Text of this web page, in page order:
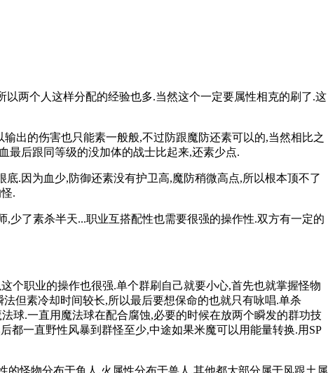
两个人这样分配的经验也多.当然这个一定要属性相克的刷了.这
出的伤害也只能素一般般,不过防跟魔防还素可以的,当然相比之
最后跟同等级的没加体的战士比起来,还素少点.
.因为血少,防御还素没有护卫高,魔防稍微高点,所以根本顶不了
.
少了素杀半天...职业互搭配性也需要很强的操作性.双方有一定的
个职业的操作也很强.单个群刷自己就要小心,首先也就掌握怪物
但素冷却时间较长,所以最后要想保命的也就只有咏唱.单杀
球.一直用魔法球在配合腐蚀,必要的时候在放两个瞬发的群功技
都一直野性风暴到群怪至少,中途如果米魔可以用能量转换.用SP
怪物分布于鱼人.火属性分布于兽人.其他都大部分属于风跟土属